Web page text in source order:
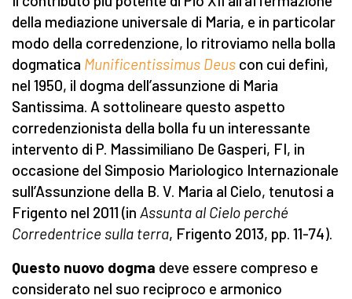
della mediazione universale di Maria, e in particolar
modo della corredenzione, lo ritroviamo nella bolla
dogmatica Munificentissimus Deus con cui definì,
nel 1950, il dogma dell’assunzione di Maria
Santissima. A sottolineare questo aspetto
corredenzionista della bolla fu un interessante
intervento di P. Massimiliano De Gasperi, FI, in
occasione del Simposio Mariologico Internazionale
sull’Assunzione della B. V. Maria al Cielo, tenutosi a
Frigento nel 2011 (in Assunta al Cielo perché
Corredentrice sulla terra, Frigento 2013, pp. 11-74).
Questo nuovo dogma deve essere compreso e
considerato nel suo reciproco e armonico